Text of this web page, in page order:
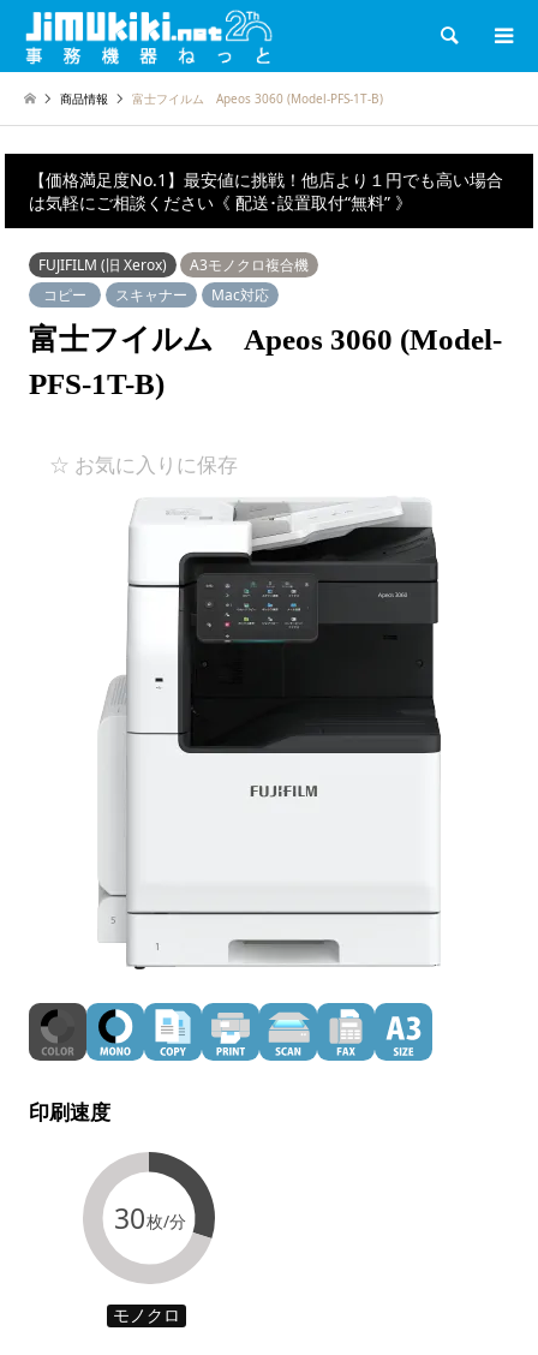
検索
商品情報 富士フイルム Apeos 3060 (Model-PFS-1T-B)
【価格満足度No.1】最安値に挑戦！他店より１円でも高い場合
は気軽にご相談ください《 配送･設置取付“無料” 》
FUJIFILM (旧 Xerox)
A3モノクロ複合機
コピー
スキャナー Mac対応
富士フイルム Apeos 3060 (Model-
PFS-1T-B)
☆ お気に入りに保存
印刷速度
30枚/分
モノクロ